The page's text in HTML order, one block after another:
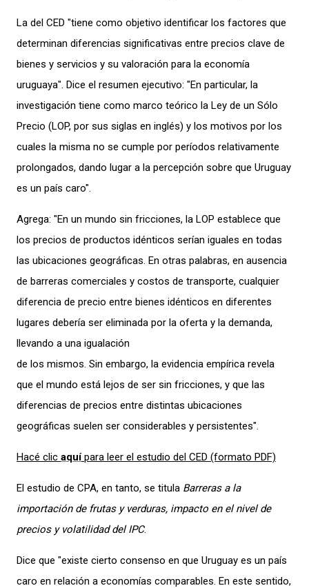
La del CED "tiene como objetivo identificar los factores que
determinan diferencias significativas entre precios clave de
bienes y servicios y su valoración para la economía
uruguaya". Dice el resumen ejecutivo: "En particular, la
investigación tiene como marco teórico la Ley de un Sólo
Precio (LOP, por sus siglas en inglés) y los motivos por los
cuales la misma no se cumple por períodos relativamente
prolongados, dando lugar a la percepción sobre que Uruguay
es un país caro".
Agrega: "En un mundo sin fricciones, la LOP establece que
los precios de productos idénticos serían iguales en todas
las ubicaciones geográficas. En otras palabras, en ausencia
de barreras comerciales y costos de transporte, cualquier
diferencia de precio entre bienes idénticos en diferentes
lugares debería ser eliminada por la oferta y la demanda,
llevando a una igualación
de los mismos. Sin embargo, la evidencia empírica revela
que el mundo está lejos de ser sin fricciones, y que las
diferencias de precios entre distintas ubicaciones
geográficas suelen ser considerables y persistentes".
Hacé clic aquípara leer el estudio del CED (formato PDF)
El estudio de CPA, en tanto, se titula Barreras a la
importación de frutas y verduras, impacto en el nivel de
precios y volatilidad del IPC.
Dice que "existe cierto consenso en que Uruguay es un país
caro en relación a economías comparables. En este sentido,